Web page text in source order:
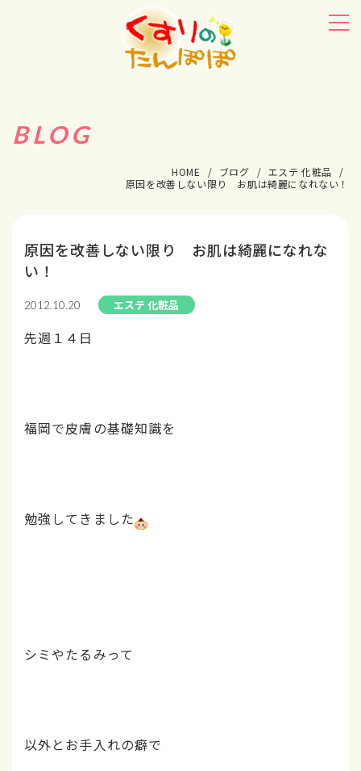
BLOG
HOME ブログ
エステ 化粧品
原因を改善しない限り お肌は綺麗になれない！
原因を改善しない限り お肌は綺麗になれな
い！
2012.10.20 エステ 化粧品
先週１４日
福岡で皮膚の基礎知識を
勉強してきました
シミやたるみって
以外とお手入れの癖で